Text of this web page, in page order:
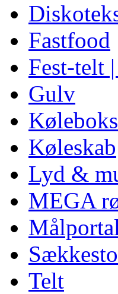
Fastfood
Fest-telt
Gulv
Køleskab
Lyd &
MEGA
Telt